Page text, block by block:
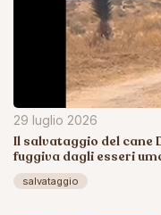
29 luglio 2026
Il salvataggio del cane
fuggiva dagli esseri
salvataggio